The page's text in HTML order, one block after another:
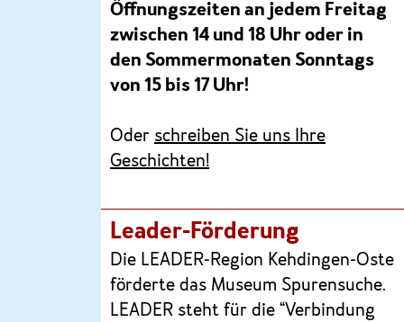
Öffnungszeiten an jedem Freitag
zwischen 14 und 18 Uhr oder in
den Sommermonaten Sonntags
von 15 bis 17 Uhr!
Oder schreiben Sie uns Ihre
Geschichten!
Leader-Förderung
Die LEADER-Region Kehdingen-Oste
förderte das Museum Spurensuche.
LEADER steht für die “Verbindung